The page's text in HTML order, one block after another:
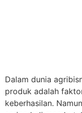
Dalam dunia
produk adalah
keberhasilan.